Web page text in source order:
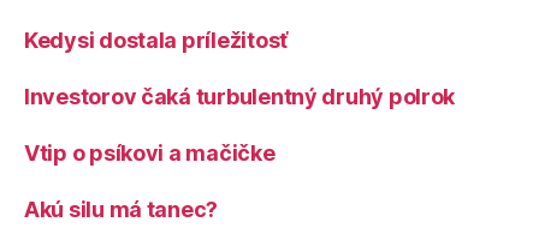
Kedysi dostala príležitosť
Investorov čaká turbulentný druhý polrok
Vtip o psíkovi a mačičke
Akú silu má tanec?